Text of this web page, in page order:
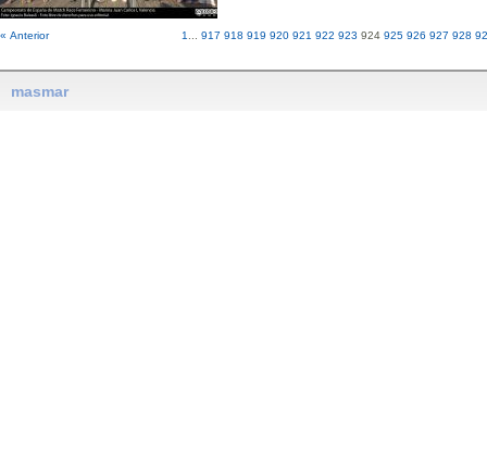
« Anterior 1... 917 918 919 920 921 922 923 924 925 926 927 928
masmar